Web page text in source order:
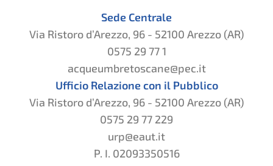
Sede Centrale
Via Ristoro d’Arezzo, 96 - 52100 Arezzo (AR)
0575 29 77 1
acqueumbretoscane@pec.it
Ufficio Relazione con il Pubblico
Via Ristoro d’Arezzo, 96 - 52100 Arezzo (AR)
0575 29 77 229
urp@eaut.it
P. I. 02093350516